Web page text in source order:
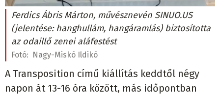
Ferdics Ábris Márton, művésznevén SINUO.US
(jelentése: hanghullám, hangáramlás) biztosította
az odaillő zenei aláfestést
Fotó: Nagy-Miskó Ildikó
A Transposition című kiállítás keddtől négy
napon át 13-16 óra között, más időpontban